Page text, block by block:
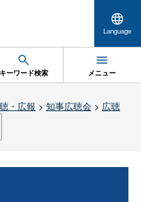
Language
キーワード検索 メニュー
・広報 > 知事広聴会 > 広聴